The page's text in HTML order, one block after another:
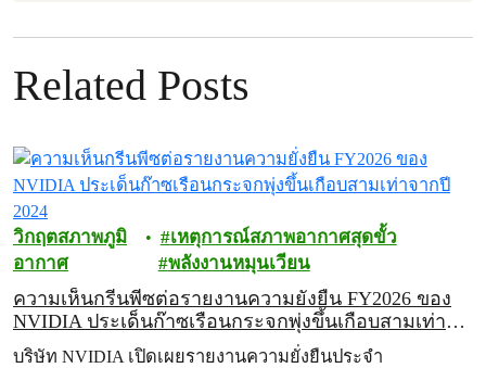
Related Posts
วิกฤตสภาพภูมิ
อากาศ
เหตุการณ์สภาพอากาศสุดขั้ว
พลังงานหมุนเวียน
ความเห็นกรีนพีซต่อรายงานความยั่งยืน FY2026 ของ
NVIDIA ประเด็นก๊าซเรือนกระจกพุ่งขึ้นเกือบสามเท่า
จากปี 2024
บริษัท NVIDIA เปิดเผยรายงานความยั่งยืนประจำ